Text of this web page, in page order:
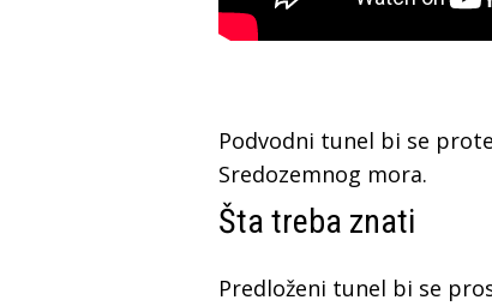
Podvodni tunel bi se
Sredozemnog mora.
Šta treba znati
Predloženi tunel bi se